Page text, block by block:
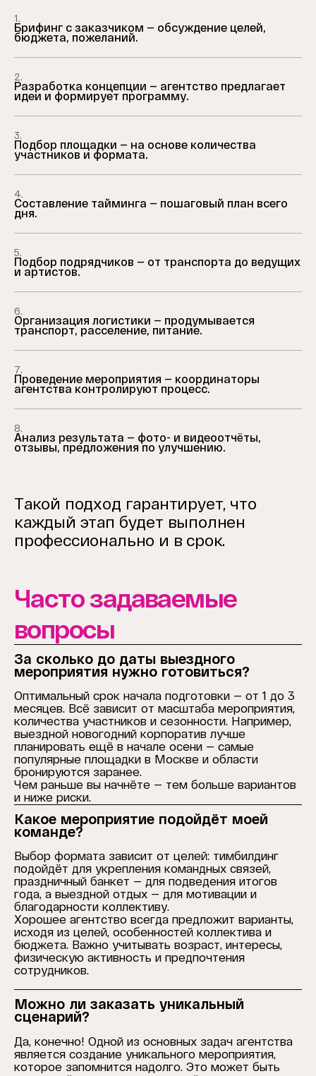
1.
Брифинг с заказчиком — обсуждение целей,
бюджета, пожеланий.
2.
Разработка концепции — агентство предлагает
идеи и формирует программу.
3.
Подбор площадки — на основе количества
участников и формата.
4.
Составление тайминга — пошаговый план всего
дня.
5.
Подбор подрядчиков — от транспорта до ведущих
и артистов.
6.
Организация логистики — продумывается
транспорт, расселение, питание.
7.
Проведение мероприятия — координаторы
агентства контролируют процесс.
8.
Анализ результата — фото- и видеоотчёты,
отзывы, предложения по улучшению.
Такой подход гарантирует, что
каждый этап будет выполнен
профессионально и в срок.
Часто задаваемые
вопросы
За сколько до даты выездного
мероприятия нужно готовиться?
Оптимальный срок начала подготовки — от 1 до 3
месяцев. Всё зависит от масштаба мероприятия,
количества участников и сезонности. Например,
выездной новогодний корпоратив лучше
планировать ещё в начале осени — самые
популярные площадки в Москве и области
бронируются заранее.
Чем раньше вы начнёте — тем больше вариантов
и ниже риски.
Какое мероприятие подойдёт моей
команде?
Выбор формата зависит от целей: тимбилдинг
подойдёт для укрепления командных связей,
праздничный банкет — для подведения итогов
года, а выездной отдых — для мотивации и
благодарности коллективу.
Хорошее агентство всегда предложит варианты,
исходя из целей, особенностей коллектива и
бюджета. Важно учитывать возраст, интересы,
физическую активность и предпочтения
сотрудников.
Можно ли заказать уникальный
сценарий?
Да, конечно! Одной из основных задач агентства
является создание уникального мероприятия,
которое запомнится надолго. Это может быть